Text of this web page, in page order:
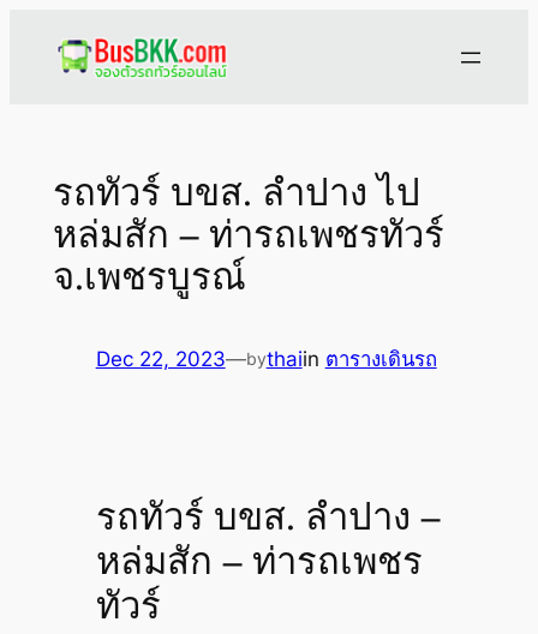
รถทัวร์ บขส. ลำปาง ไป
หล่มสัก – ท่ารถเพชรทัวร์
จ.เพชรบูรณ์
Dec 22, 2023—bythaiin ตารางเดินรถ
รถทัวร์ บขส. ลำปาง –
หล่มสัก – ท่ารถเพชร
ทัวร์